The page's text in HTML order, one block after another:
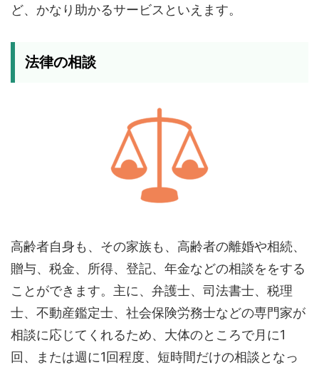
ど、かなり助かるサービスといえます。
法律の相談
高齢者自身も、その家族も、高齢者の離婚や相続、
贈与、税金、所得、登記、年金などの相談ををする
ことができます。主に、弁護士、司法書士、税理
士、不動産鑑定士、社会保険労務士などの専門家が
相談に応じてくれるため、大体のところで月に1
回、または週に1回程度、短時間だけの相談となっ